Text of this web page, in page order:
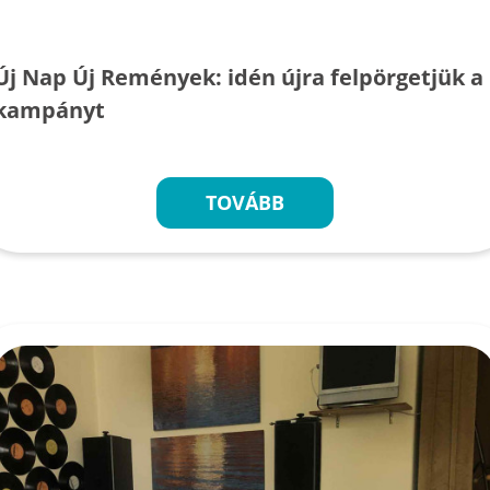
Nap Új Remények: idén újra felpörgetjük a
TOVÁBB